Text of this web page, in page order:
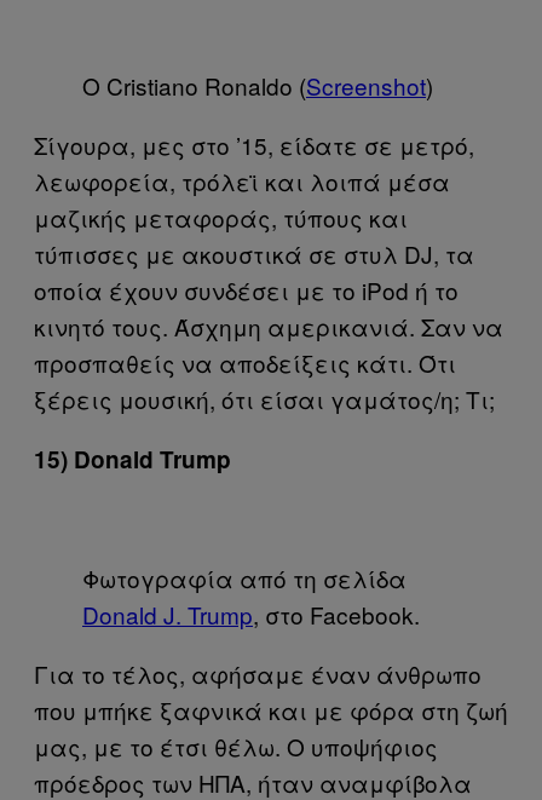
O Cristiano Ronaldo (Screenshot)
Σίγουρα, μες στο ’15, είδατε σε μετρό,
λεωφορεία, τρόλεϊ και λοιπά μέσα
μαζικής μεταφοράς, τύπους και
τύπισσες με ακουστικά σε στυλ DJ, τα
οποία έχουν συνδέσει με το iPod ή το
κινητό τους. Άσχημη αμερικανιά. Σαν να
προσπαθείς να αποδείξεις κάτι. Ότι
ξέρεις μουσική, ότι είσαι γαμάτος/η; Τι;
15) Donald Trump
Φωτογραφία από τη σελίδα
Donald J. Trump, στο Facebook.
Για το τέλος, αφήσαμε έναν άνθρωπο
που μπήκε ξαφνικά και με φόρα στη ζωή
μας, με το έτσι θέλω. Ο υποψήφιος
πρόεδρος των ΗΠΑ, ήταν αναμφίβολα